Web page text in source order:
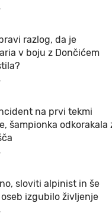
razlog, da je
v boju z Dončićem
na prvi tekmi
šampionka odkorakala
sloviti alpinist in še
izgubilo življenje